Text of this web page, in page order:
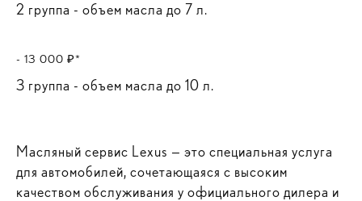
2 группа - объем масла до 7 л.
- 13 000 ₽*
3 группа - объем масла до 10 л.
Масляный сервис Lexus — это специальная услуга
для автомобилей, сочетающаяся с высоким
качеством обслуживания у официального дилера и